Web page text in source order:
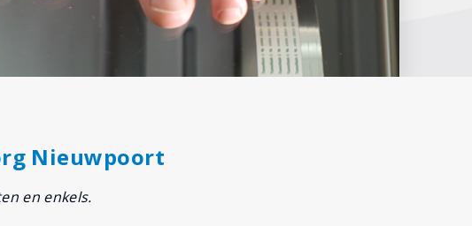
Nieuwpoort
en enkels.